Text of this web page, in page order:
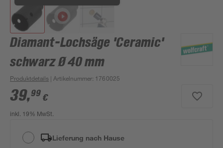
Diamant-Lochsäge 'Ceramic'
schwarz Ø 40 mm
Produktdetails | Artikelnummer: 1760025
39,99 €
inkl. 19% MwSt.
Lieferung nach Hause